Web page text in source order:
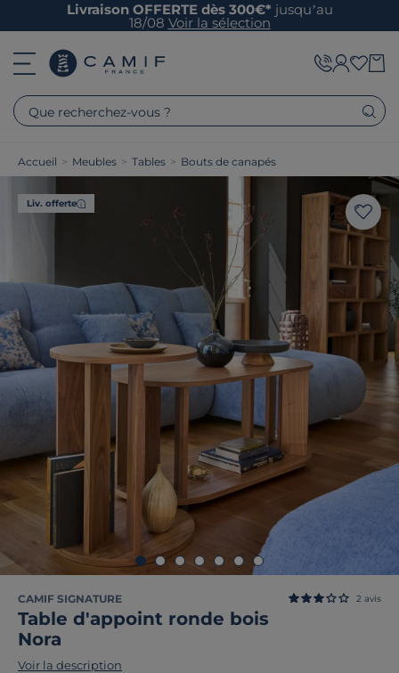
Livraison OFFERTE dès 300€* jusqu’au
18/08 Voir la sélection
Que recherchez-vous ?
Accueil > Meubles > Tables > Bouts de canapés
Liv. offerte
CAMIF SIGNATURE
Table d'appoint ronde bois
Nora
2 avis
Voir la description